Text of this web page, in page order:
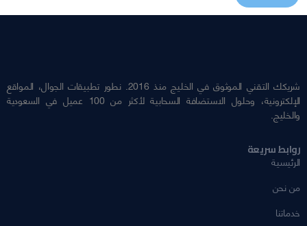
شريكك التقني الموثوق في الخليج منذ 2016. نطور تطبيقات الجوال، المواقع
الإلكترونية، وحلول الاستضافة السحابية لأكثر من 100 عميل في السعودية
والخليج.
روابط سريعة
الرئيسية
من نحن
خدماتنا